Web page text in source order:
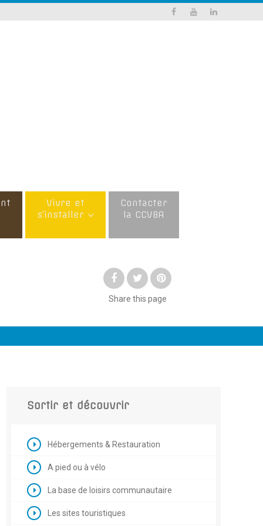
Vivre et
s’installer
Contacter
la CCVBA
Share this page
Sortir et découvrir
Hébergements & Restauration
A pied ou à vélo
La base de loisirs communautaire
Les sites touristiques